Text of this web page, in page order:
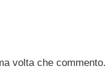
volta che commento.